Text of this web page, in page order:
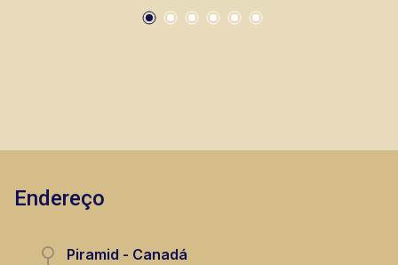
serviços; - Lavabo externo; - Quintal; - 2 vagas
Endereço
Piramid - Canadá